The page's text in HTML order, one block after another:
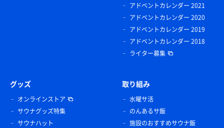
アドベントカレンダー 2021
アドベントカレンダー 2020
アドベントカレンダー 2019
アドベントカレンダー 2018
ライター募集
グッズ
オンラインストア
サウナグッズ特集
サウナハット
取り組み
水曜サ活
のんあるサ飯
施設のおすすめサウナ飯